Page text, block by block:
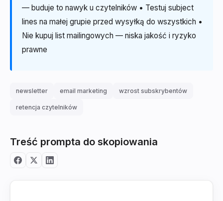
— buduje to nawyk u czytelników • Testuj subject
lines na małej grupie przed wysyłką do wszystkich •
Nie kupuj list mailingowych — niska jakość i ryzyko
prawne
newsletter email marketing wzrost subskrybentów
retencja czytelników
Treść prompta do skopiowania